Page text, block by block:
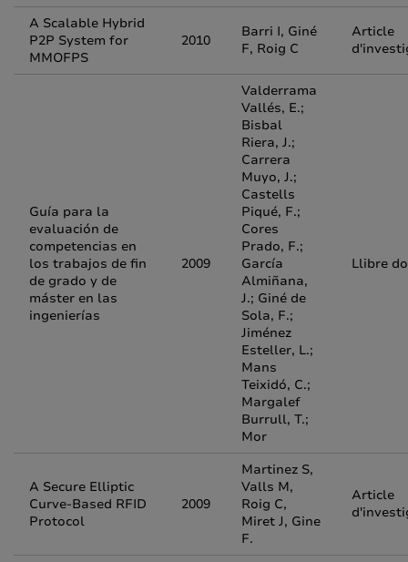
A Scalable Hybrid
P2P System for
MMOFPS
2010
Barri I, Giné
F, Roig C
Article
Guía para la
evaluación de
competencias en
los trabajos de fin
de grado y de
máster en las
ingenierías
2009
Valderrama
Vallés, E.;
Bisbal
Riera, J.;
Carrera
Muyo, J.;
Castells
Piqué, F.;
Cores
Prado, F.;
García
Almiñana,
J.; Giné de
Sola, F.;
Jiménez
Esteller, L.;
Mans
Teixidó, C.;
Margalef
Burrull, T.;
Mor
Llibre
A Secure Elliptic
Curve-Based RFID
Protocol
2009
Martinez S,
Valls M,
Roig C,
Miret J, Gine
F.
Article